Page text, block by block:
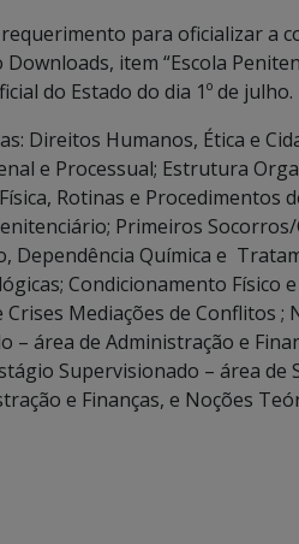
para oficializar a
Downloads, item “Escola
do Estado do dia 1º de julho.
Direitos Humanos, Ética e
e Processual; Estrutura
Rotinas e Procedimentos
Primeiros
Dependência Química e
Condicionamento Físico e
Mediações de Conflitos ;
área de Administração e
Supervisionado – área de
e Finanças, e Noções